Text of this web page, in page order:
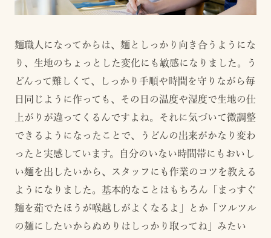
麺職人になってからは、麺としっかり向き合うようにな
り、生地のちょっとした変化にも敏感になりました。う
どんって難しくて、しっかり手順や時間を守りながら毎
日同じように作っても、その日の温度や湿度で生地の仕
上がりが違ってくるんですよね。それに気づいて微調整
できるようになったことで、うどんの出来がかなり変わ
ったと実感しています。自分のいない時間帯にもおいし
い麺を出したいから、スタッフにも作業のコツを教える
ようになりました。基本的なことはもちろん「まっすぐ
麺を茹でたほうが喉越しがよくなるよ」とか「ツルツル
の麺にしたいからぬめりはしっかり取ってね」みたい